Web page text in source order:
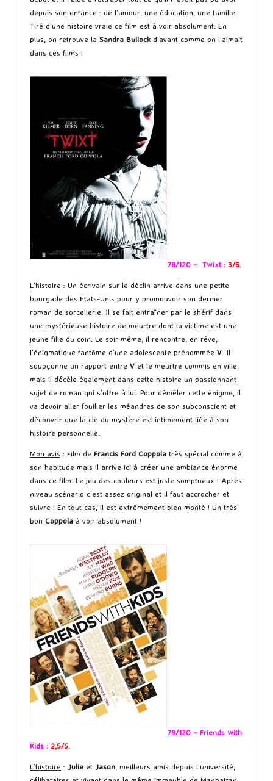
depuis son enfance : de l’amour, une éducation, une famille.
Tiré d’une histoire vraie ce film est à voir absolument. En
plus, on retrouve la Sandra Bullock d’avant comme on l’aimait
dans ces films !
78/120 – Twixt : 3/5
L’histoire : Un écrivain sur le déclin arrive dans une petite
bourgade des Etats-Unis pour y promouvoir son dernier
roman de sorcellerie. Il se fait entraîner par le shérif dans
une mystérieuse histoire de meurtre dont la victime est une
jeune fille du coin. Le soir même, il rencontre, en rêve,
l’énigmatique fantôme d’une adolescente prénommée V . Il
soupçonne un rapport entre V et le meurtre commis en ville,
mais il décèle également dans cette histoire un passionnant
sujet de roman qui s’offre à lui. Pour démêler cette énigme, il
va devoir aller fouiller les méandres de son subconscient et
découvrir que la clé du mystère est intimement liée à son
histoire personnelle.
Mon avis : Film de Francis Ford Coppola très spécial comme à
son habitude mais il arrive ici à créer une ambiance énorme
dans ce film. Le jeu des couleurs est juste somptueux ! Après
niveau scénario c’est assez original et il faut accrocher et
suivre ! En tout cas, il est extrêmement bien monté ! Un très
bon Coppola à voir absolument !
79/120 – Friends with
Kids : 2,5/5
L’histoire : Julie et Jason , meilleurs amis depuis l’université,